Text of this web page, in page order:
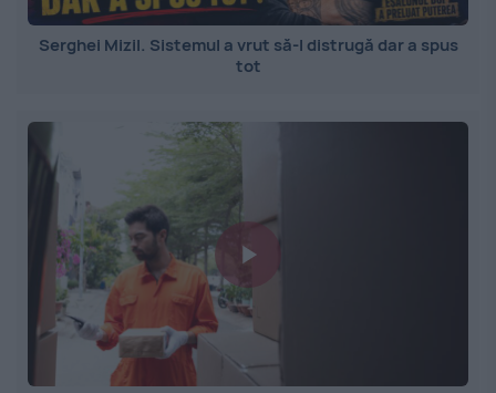
Serghei Mizil. Sistemul a vrut să-l distrugă dar a spus
tot